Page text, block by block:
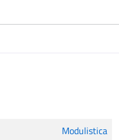
Modulistica